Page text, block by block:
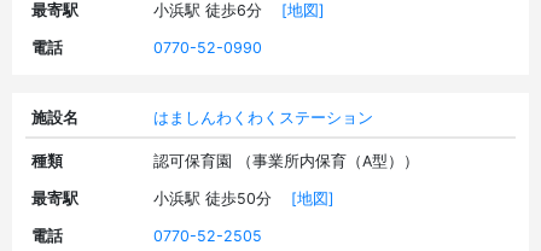
最寄駅 小浜駅 徒歩6分 [地図]
電話 0770-52-0990
施設名 はましんわくわくステーション
種類 認可保育園 （事業所内保育（A型））
最寄駅 小浜駅 徒歩50分 [地図]
電話 0770-52-2505